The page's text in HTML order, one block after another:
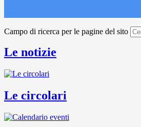
Campo di ricerca per le pagine del sito
Le notizie
Le circolari